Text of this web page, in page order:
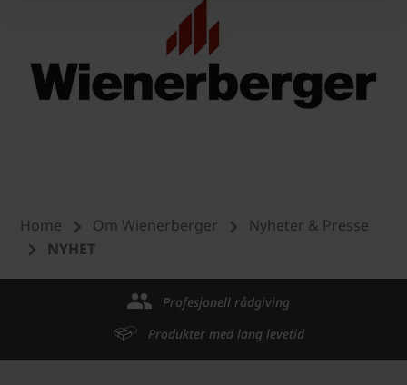
Home Om Wienerberger
Nyheter & Presse
NYHET
Profesjonell rådgiving
Produkter med lang levetid